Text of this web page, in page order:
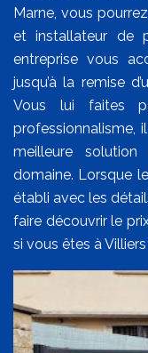
Marne, vous
et installateur de
entreprise vous
jusqu’à la remise
Vous lui faites
professionnalisme,
meilleure
domaine. Lorsque
établi avec les
faire découvrir le
si vous êtes à